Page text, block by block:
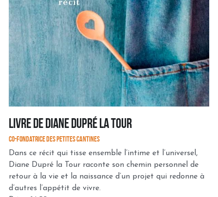
Livre de Diane dupré la tour
CO-fondatrice des petites cantines
Dans ce récit qui tisse ensemble l’intime et l’universel,
Diane Dupré la Tour raconte son chemin personnel de
retour à la vie et la naissance d’un projet qui redonne à
d’autres l’appétit de vivre.